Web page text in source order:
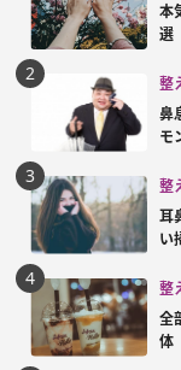
本
選
整
鼻
モ
整
耳
い
整
全
体